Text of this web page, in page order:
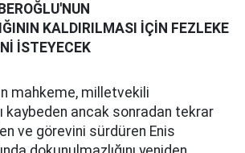
KALDIRILMASI
İÇİN FEZLEKE
İSTEYECEK
mahkeme, milletvekili
kaybeden ancak sonradan tekrar
ve görevini sürdüren Enis